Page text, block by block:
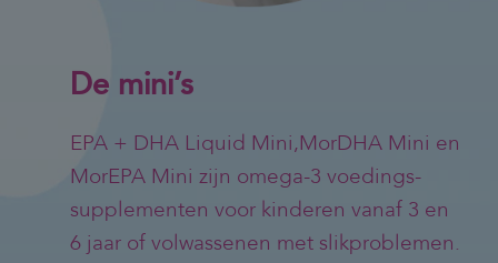
De mini’s
EPA + DHA Liquid Mini,MorDHA Mini en
MorEPA Mini zijn omega-3 voedings-
supplementen voor kinderen vanaf 3 en
6 jaar of volwassenen met slikproblemen.